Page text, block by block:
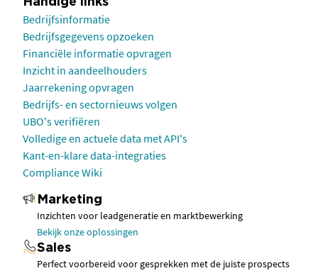
Handige links
Bedrijfsinformatie
Bedrijfsgegevens opzoeken
Financiële informatie opvragen
Inzicht in aandeelhouders
Jaarrekening opvragen
Bedrijfs- en sectornieuws volgen
UBO's verifiëren
Volledige en actuele data met API's
Kant-en-klare data-integraties
Compliance Wiki
Marketing
Inzichten voor leadgeneratie en marktbewerking
Bekijk onze oplossingen
Sales
Perfect voorbereid voor gesprekken met de juiste prospects